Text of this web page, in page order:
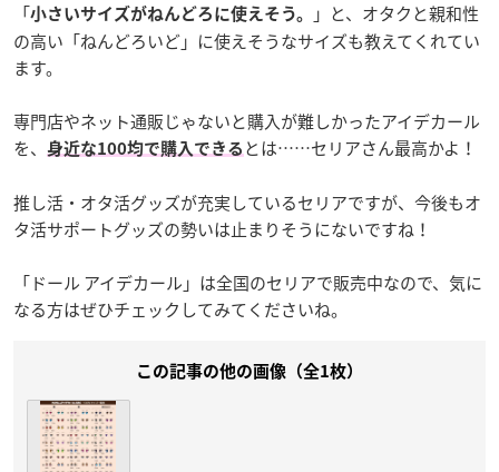
「小さいサイズがねんどろに使えそう。
」と、オタクと親和性
の高い「ねんどろいど」に使えそうなサイズも教えてくれてい
ます。
専門店やネット通販じゃないと購入が難しかったアイデカール
を、
身近な100均で購入できる とは……セリアさん最高かよ！
推し活・オタ活グッズが充実しているセリアですが、今後もオ
タ活サポートグッズの勢いは止まりそうにないですね！
「ドール アイデカール」は全国のセリアで販売中なので、気に
なる方はぜひチェックしてみてくださいね。
この記事の他の画像（全1枚）